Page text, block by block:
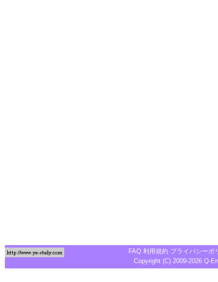
FAQ 利用規約 プライバシーポ
Copyright (C) 2009-2026 Q-